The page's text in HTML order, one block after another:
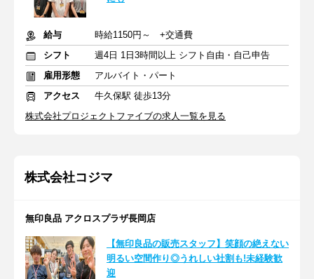
給与
時給1150円～ +交通費
シフト
週4日 1日3時間以上 シフト自由・自己申告
雇用形態
アルバイト・パート
アクセス
牛久保駅 徒歩13分
株式会社プロジェクトファイブの求人一覧を見る
株式会社コジマ
無印良品 アクロスプラザ長岡店
【無印良品の販売スタッフ】笑顔の絶えない
明るい空間作り◎うれしい社割も!未経験歓
迎